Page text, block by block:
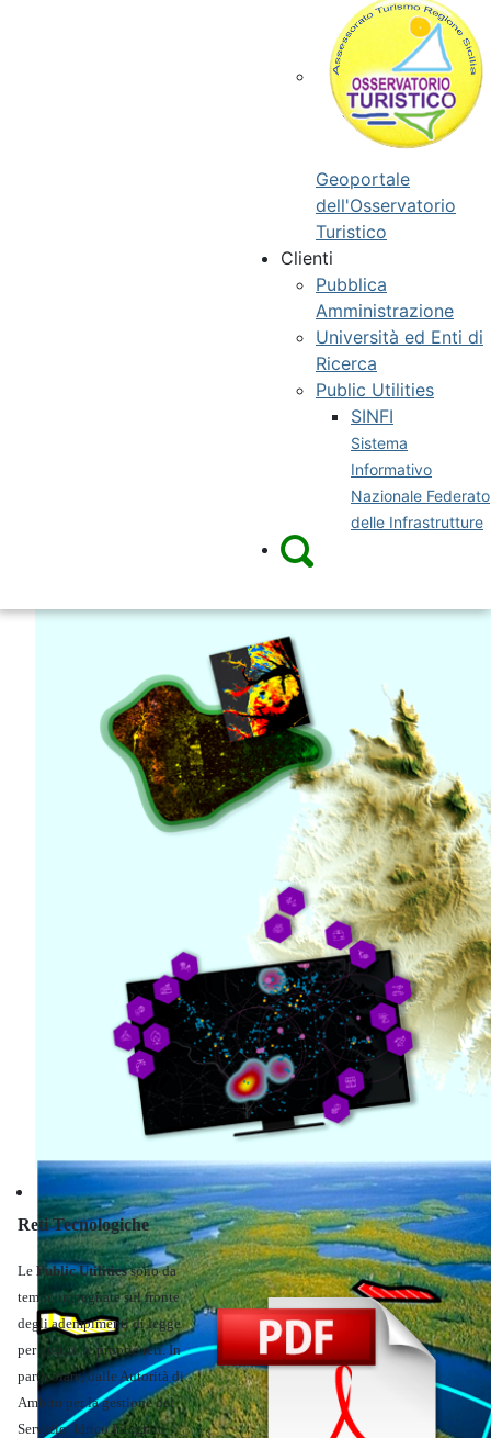
Geoportale
dell'Osservatorio
Turistico
Clienti
Pubblica
Amministrazione
Università ed Enti di
Ricerca
Public Utilities
SINFI
Sistema
Informativo
Nazionale Federato
delle Infrastrutture
Informatica
Reti Tecnologiche
Le Public Utilitiessono da
tempo impegnate sul fronte
degli adempimenti di legge
per gestire le proprie reti. In
particolare, dalle Autorità di
Ambito per la gestione del
Servizio Idrico Integrato